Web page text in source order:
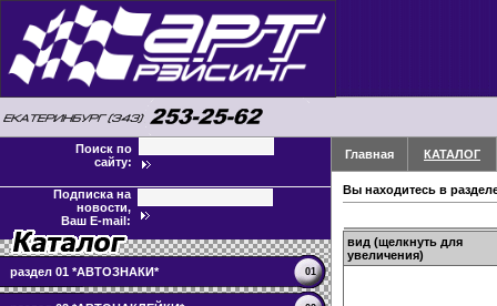
Поиск по
сайту:
Подписка на
новости,
Ваш E-mail:
раздел 01 *АВТОЗНАКИ* 01
Главная КАТАЛОГ
Вы находитесь в
вид (щелкнуть для
увеличения)